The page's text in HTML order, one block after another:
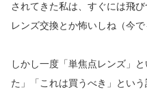
されてきた私は、すぐには飛び
レンズ交換とか怖いしね（今で
しかし一度「単焦点レンズ」
た」「これは買うべき」とい